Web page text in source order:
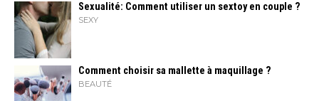
Sexualité: Comment utiliser un sextoy en couple ?
SEXY
Comment choisir sa mallette à maquillage ?
BEAUTÉ